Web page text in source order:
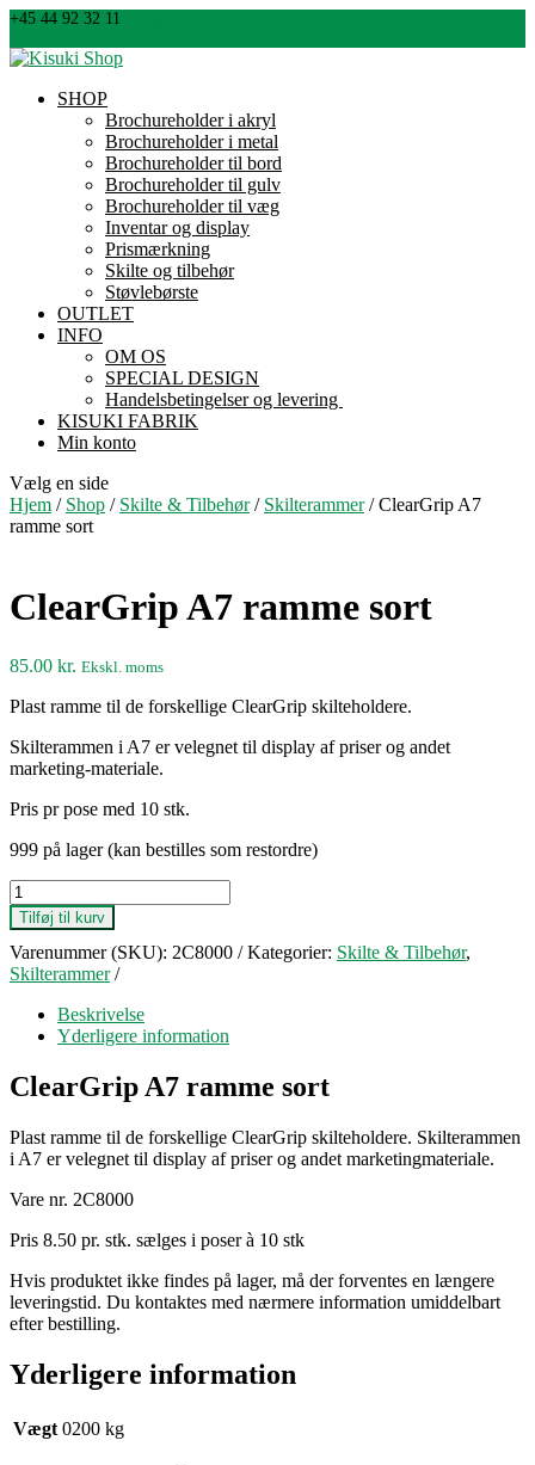
+45 44 92 32 11
SHOP
Brochureholder i akryl
Brochureholder i metal
Brochureholder til bord
Brochureholder til gulv
Brochureholder til væg
Inventar og display
Prismærkning
Skilte og tilbehør
Støvlebørste
OUTLET
INFO
OM OS
SPECIAL DESIGN
Handelsbetingelser og levering
KISUKI FABRIK
Min konto
Vælg en side
Hjem / Shop / Skilte & Tilbehør/ Skilterammer/ ClearGrip A7
ramme sort
ClearGrip A7 ramme sort
85.00 kr. Ekskl. moms
Plast ramme til de forskellige ClearGrip skilteholdere.
Skilterammen i A7 er velegnet til display af priser og andet
marketing-materiale.
Pris pr pose med 10 stk.
999 på lager (kan bestilles som restordre)
ClearGrip
A7
ramme
sort
antal
Tilføj til kurv
Varenummer (SKU): 2C8000 Kategorier: Skilte & Tilbehør,
Skilterammer
Beskrivelse
Yderligere information
ClearGrip A7 ramme sort
Plast ramme til de forskellige ClearGrip skilteholdere. Skilterammen
i A7 er velegnet til display af priser og andet marketingmateriale.
Vare nr. 2C8000
Pris 8.50 pr. stk. sælges i poser à 10 stk
Hvis produktet ikke findes på lager, må der forventes en længere
leveringstid. Du kontaktes med nærmere information umiddelbart
efter bestilling.
Yderligere information
Vægt 0200 kg